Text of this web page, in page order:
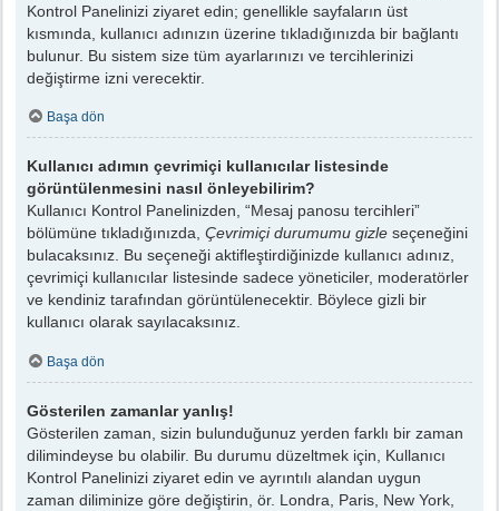
Kontrol Panelinizi ziyaret edin; genellikle sayfaların üst
kısmında, kullanıcı adınızın üzerine tıkladığınızda bir bağlantı
bulunur. Bu sistem size tüm ayarlarınızı ve tercihlerinizi
değiştirme izni verecektir.
Başa dön
Kullanıcı adımın çevrimiçi kullanıcılar listesinde
görüntülenmesini nasıl önleyebilirim?
Kullanıcı Kontrol Panelinizden, “Mesaj panosu tercihleri”
bölümüne tıkladığınızda, Çevrimiçi durumumu gizle seçeneğini
bulacaksınız. Bu seçeneği aktifleştirdiğinizde kullanıcı adınız,
çevrimiçi kullanıcılar listesinde sadece yöneticiler, moderatörler
ve kendiniz tarafından görüntülenecektir. Böylece gizli bir
kullanıcı olarak sayılacaksınız.
Başa dön
Gösterilen zamanlar yanlış!
Gösterilen zaman, sizin bulunduğunuz yerden farklı bir zaman
dilimindeyse bu olabilir. Bu durumu düzeltmek için, Kullanıcı
Kontrol Panelinizi ziyaret edin ve ayrıntılı alandan uygun
zaman diliminize göre değiştirin, ör. Londra, Paris, New York,